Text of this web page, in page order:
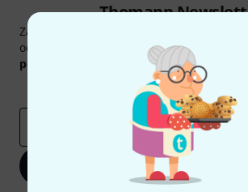
Thomann
Zapisz się do Thomann Newsletter w
odrobinie szczęścia możesz wygrać jeden z
podarunkowych
50 € !
Oferty
Zapisz się teraz